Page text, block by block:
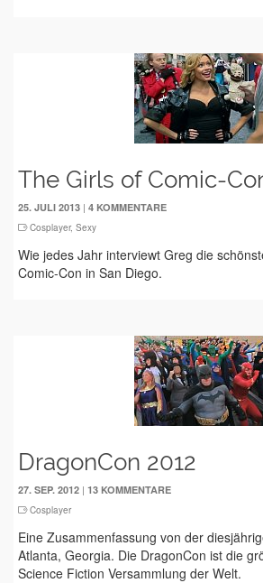
The Girls of Comic-
25. JULI 2013 | 4 KOMMENTARE
Cosplayer, Sexy
Wie jedes Jahr interviewt Greg die
Comic-Con in San Diego.
DragonCon 2012
27. SEP. 2012 | 13 KOMMENTARE
Cosplayer
Eine Zusammenfassung von der
Atlanta, Georgia. Die DragonCon ist die
Science Fiction Versammlung der Welt.